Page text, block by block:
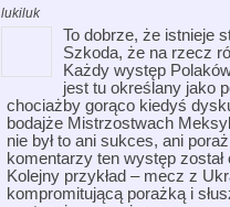
lukiluk
To dobrze, że istnieje
Szkoda, że na rzecz
Każdy występ
jest tu określany jako
chociażby gorąco kiedyś
bodajże Mistrzostwach
nie był to ani sukces, ani
komentarzy ten występ
Kolejny przykład – mecz z
kompromitującą porażką i